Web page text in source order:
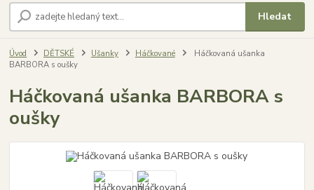
Hledat
Úvod DĚTSKÉ Ušanky Háčkované
Háčkovaná ušanka
BARBORA s oušky
Háčkovaná ušanka BARBORA s
oušky